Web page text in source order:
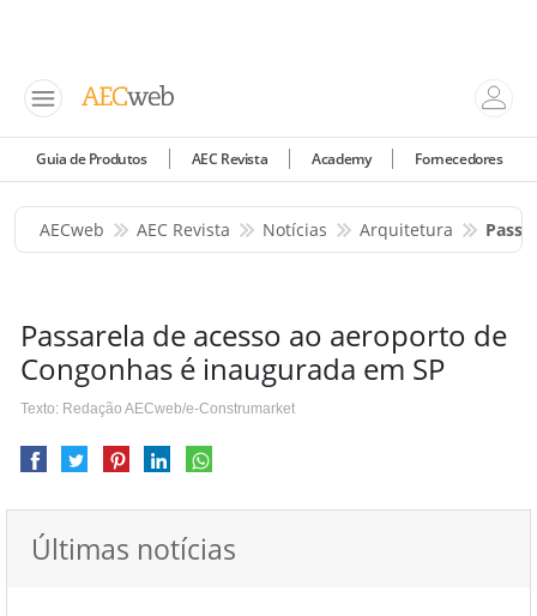
Guia de Produtos AEC Revista Academy Fornecedores
AECweb AEC Revista Notícias Arquitetura
Passarela de acesso ao aeroporto de
Congonhas é inaugurada em SP
Texto: Redação AECweb/e-Construmarket
Últimas notícias